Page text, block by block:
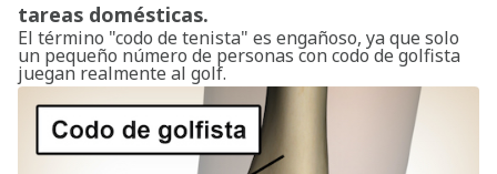
tareas domésticas.
El término "codo de tenista" es engañoso, ya que solo
un pequeño número de personas con codo de golfista
juegan realmente al golf.